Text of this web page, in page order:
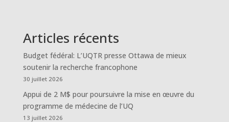
Articles récents
Budget fédéral: L’UQTR presse Ottawa de mieux
soutenir la recherche francophone
30 juillet 2026
Appui de 2 M$ pour poursuivre la mise en œuvre du
programme de médecine de l’UQ
13 juillet 2026